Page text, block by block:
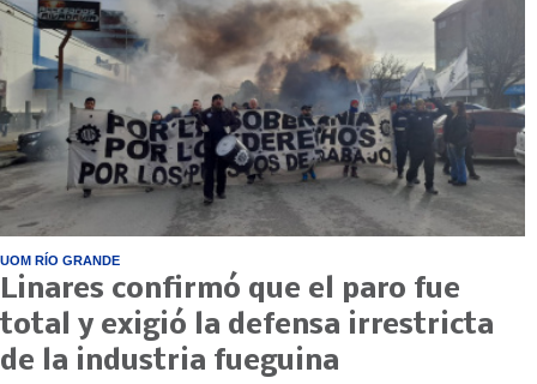
UOM RÍO GRANDE
Linares confirmó que el paro fue
total y exigió la defensa irrestricta
de la industria fueguina